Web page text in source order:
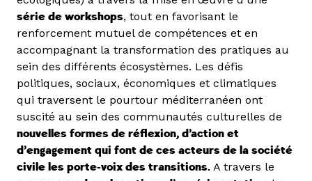
série de workshops, tout en favorisant le
renforcement mutuel de compétences et en
accompagnant la transformation des pratiques au
sein des différents écosystèmes. Les défis
politiques, sociaux, économiques et climatiques
qui traversent le pourtour méditerranéen ont
suscité au sein des communautés culturelles de
nouvelles formes de réflexion, d’action et
d’engagement qui font de ces acteurs de la société
civile les porte-voix des transitions. A travers le